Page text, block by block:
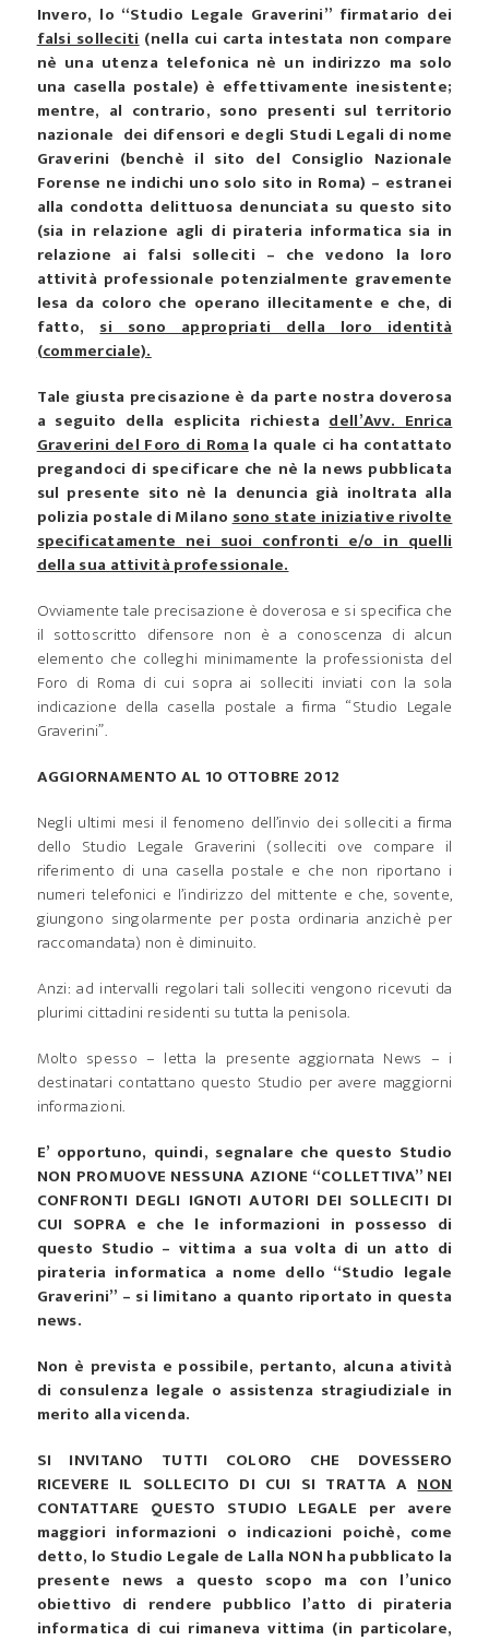
Invero, lo “Studio Legale Graverini” firmatario dei
falsi solleciti(nella cui carta intestata non compare
nè una utenza telefonica nè un indirizzo ma solo
una casella postale) è effettivamente inesistente;
mentre, al contrario, sono presenti sul territorio
nazionale dei difensori e degli Studi Legali di nome
Graverini (benchè il sito del Consiglio Nazionale
Forense ne indichi uno solo sito in Roma) – estranei
alla condotta delittuosa denunciata su questo sito
(sia in relazione agli di pirateria informatica sia in
relazione ai falsi solleciti – che vedono la loro
attività professionale potenzialmente gravemente
lesa da coloro che operano illecitamente e che, di
fatto,si sono appropriati della loro identità
(commerciale).
Tale giusta precisazione è da parte nostra doverosa
a seguito della esplicita richiestadell’Avv. Enrica
Graverini del Foro di Romala quale ci ha contattato
pregandoci di specificare che nè la news pubblicata
sul presente sito nè la denuncia già inoltrata alla
polizia postale di Milanosono state iniziative rivolte
specificatamente nei suoi confronti e/o in quelli
della sua attività professionale.
Ovviamente tale precisazione è doverosa e si specifica che
il sottoscritto difensore non è a conoscenza di alcun
elemento che colleghi minimamente la professionista del
Foro di Roma di cui sopra ai solleciti inviati con la sola
indicazione della casella postale a firma “Studio Legale
Graverini”.
AGGIORNAMENTO AL 10 OTTOBRE 2012
Negli ultimi mesi il fenomeno dell’invio dei solleciti a firma
dello Studio Legale Graverini (solleciti ove compare il
riferimento di una casella postale e che non riportano i
numeri telefonici e l’indirizzo del mittente e che, sovente,
giungono singolarmente per posta ordinaria anzichè per
raccomandata) non è diminuito.
Anzi: ad intervalli regolari tali solleciti vengono ricevuti da
plurimi cittadini residenti su tutta la penisola.
Molto spesso – letta la presente aggiornata News – i
destinatari contattano questo Studio per avere maggiorni
informazioni.
E’ opportuno, quindi, segnalare che questo Studio
NON PROMUOVE NESSUNA AZIONE “COLLETTIVA” NEI
CONFRONTI DEGLI IGNOTI AUTORI DEI SOLLECITI DI
CUI SOPRA e che le informazioni in possesso di
questo Studio – vittima a sua volta di un atto di
pirateria informatica a nome dello “Studio legale
Graverini” – si limitano a quanto riportato in questa
news.
Non è prevista e possibile, pertanto, alcuna atività
di consulenza legale o assistenza stragiudiziale in
merito alla vicenda.
SI INVITANO TUTTI COLORO CHE DOVESSERO
RICEVERE IL SOLLECITO DI CUI SI TRATTA ANON
CONTATTARE QUESTO STUDIO LEGALE per avere
maggiori informazioni o indicazioni poichè, come
detto, lo Studio Legale de Lalla NON ha pubblicato la
presente news a questo scopo ma con l’unico
obiettivo di rendere pubblico l’atto di pirateria
informatica di cui rimaneva vittima (in particolare,